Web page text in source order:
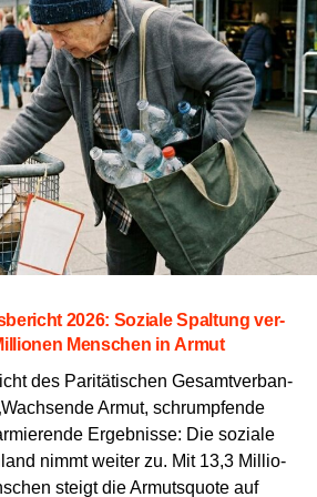
2026: Sozia­le Spal­tung ver­
Men­schen in Armut
des Pari­tä­ti­schen Gesamt­ver­ban­
Armut, schrump­fen­de
Ergeb­nis­se: Die sozia­le
nimmt wei­ter zu. Mit 13,3 Mil­lio­
steigt die Armuts­quo­te auf